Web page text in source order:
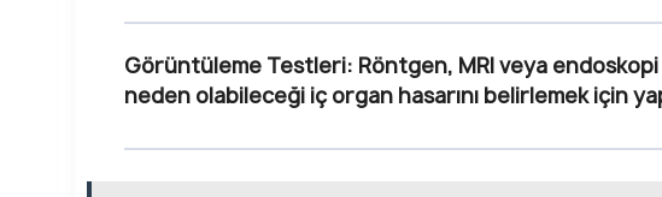
Görüntüleme Testleri: Röntgen, MRI veya
neden olabileceği iç organ hasarını belirlemek için